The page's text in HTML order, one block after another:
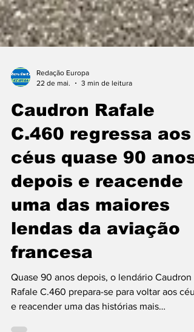
22 de mai.
3 min de leitura
Caudron Rafale
C.460 regressa aos
céus quase 90 anos
depois e reacende
uma das maiores
lendas da aviação
francesa
Quase 90 anos depois, o lendário Caudron
Rafale C.460 prepara-se para voltar aos céus
e reacender uma das histórias mais